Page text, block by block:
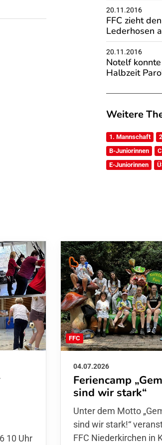
20.11.2016
FFC zieht
Lederhosen
20.11.2016
Notelf
Halbzeit
Weitere
1. Mannschaft
B-Juniorinnen
E-Juniorinnen
10 Uhr
FFC
04.07.2026
Feriencamp
sind wir stark“
Unter dem Motto
wir stark!“
Niederkirchen in